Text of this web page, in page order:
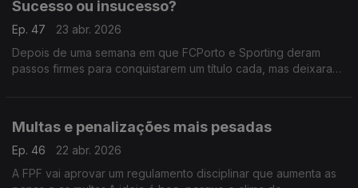
Sucesso ou insucesso?
Ep. 47
23 abr. 2026
Depois de uma semana em que FCPorto e Sporting deram
passos firmes para conquistarem um título cada, mas deixaram
Multas e penalizações mais pesadas
Ep. 46
22 abr. 2026
A FPF vai aprovar um regulamento disciplinar que aumenta as